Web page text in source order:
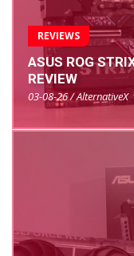
REVIEWS
ASUS ROG
REVIEW
03-08-26 / AlternativeX